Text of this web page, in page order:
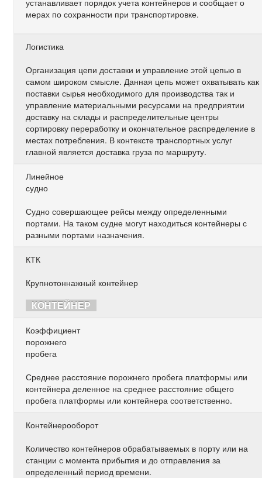
устанавливает порядок учета контейнеров и сообщает о
мерах по сохранности при транспортировке.
Логистика
Организация цепи доставки и управление этой цепью в
самом широком смысле. Данная цепь может охватывать как
поставки сырья необходимого для производства так и
управление материальными ресурсами на предприятии
доставку на склады и распределительные центры
сортировку переработку и окончательное распределение в
местах потребления. В контексте транспортных услуг
главной является доставка груза по маршруту.
Линейное
судно
Судно совершающее рейсы между определенными
портами. На таком судне могут находиться контейнеры с
разными портами назначения.
КТК
Крупнотоннажный контейнер
КОНТЕЙНЕР
Коэффициент
порожнего
пробега
Среднее расстояние порожнего пробега платформы или
контейнера деленное на среднее расстояние общего
пробега платформы или контейнера соответственно.
Контейнерооборот
Количество контейнеров обрабатываемых в порту или на
станции с момента прибытия и до отправления за
определенный период времени.